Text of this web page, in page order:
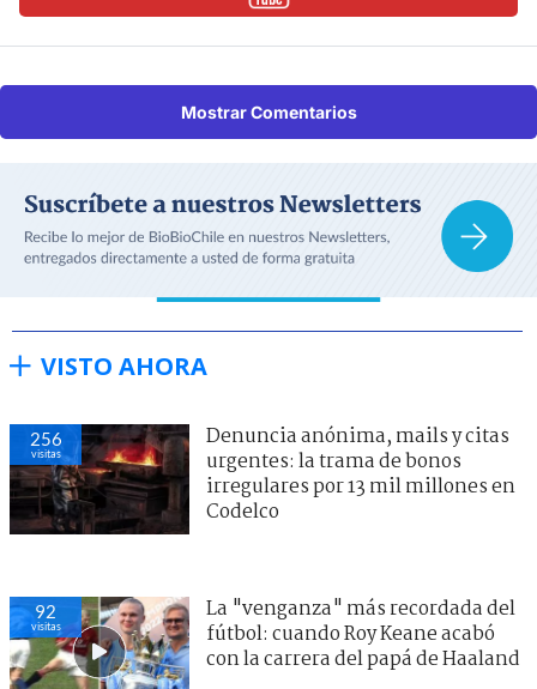
Mostrar Comentarios
VISTO AHORA
256
visitas
Denuncia anónima, mails y citas
urgentes: la trama de bonos
irregulares por 13 mil millones en
Codelco
92
visitas
La "venganza" más recordada del
fútbol: cuando Roy Keane acabó
con la carrera del papá de Haaland